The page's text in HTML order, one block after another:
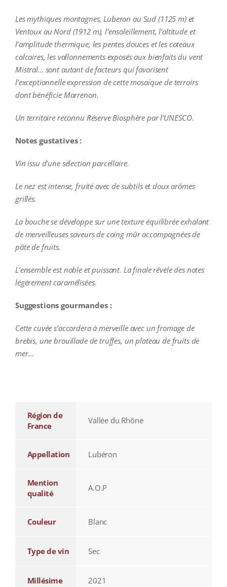
Les mythiques montagnes, Luberon au Sud (1125 m) et
Ventoux au Nord (1912 m), l’ensoleillement, l’altitude et
l’amplitude thermique, les pentes douces et les coteaux
calcaires, les vallonnements exposés aux bienfaits du vent
Mistral… sont autant de facteurs qui favorisent
l’exceptionnelle expression de cette mosaïque de terroirs
dont bénéficie Marrenon.
Un territoire reconnu Réserve Biosphère par l’UNESCO.
Notes gustatives :
Vin issu d’une sélection parcellaire.
Le nez est intense, fruité avec de subtils et doux arômes
grillés.
La bouche se développe sur une texture équilibrée exhalant
de merveilleuses saveurs de coing mûr accompagnées de
pâte de fruits.
L’ensemble est noble et puissant. La finale révèle des notes
légèrement caramélisées.
Suggestions gourmandes :
Cette cuvée s’accordera à merveille avec un fromage de
brebis, une brouillade de truffes, un plateau de fruits de
mer…
Région de
France
Vallée du Rhône
Appellation Lubéron
Mention
qualité
A.O.P
Couleur Blanc
Type de vin Sec
Millésime 2021